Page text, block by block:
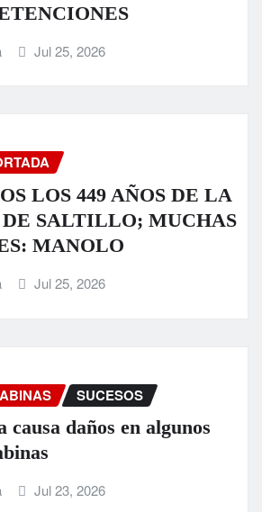
Jul 25, 2026
LOS 449 AÑOS DE LA
SALTILLO; MUCHAS
MANOLO
Jul 25, 2026
SUCESOS
causa daños en algunos
Jul 23, 2026